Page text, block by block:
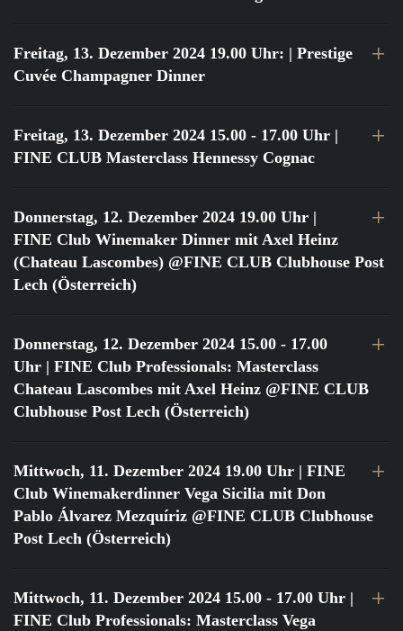
Freitag, 13. Dezember 2024 19.00 Uhr: | Prestige
Cuvée Champagner Dinner
Freitag, 13. Dezember 2024 15.00 - 17.00 Uhr |
FINE CLUB Masterclass Hennessy Cognac
Donnerstag, 12. Dezember 2024 19.00 Uhr |
FINE Club Winemaker Dinner mit Axel Heinz
(Chateau Lascombes) @FINE CLUB Clubhouse Post
Lech (Österreich)
Donnerstag, 12. Dezember 2024 15.00 - 17.00
Uhr | FINE Club Professionals: Masterclass
Chateau Lascombes mit Axel Heinz @FINE CLUB
Clubhouse Post Lech (Österreich)
Mittwoch, 11. Dezember 2024 19.00 Uhr | FINE
Club Winemakerdinner Vega Sicilia mit Don
Pablo Álvarez Mezquíriz @FINE CLUB Clubhouse
Post Lech (Österreich)
Mittwoch, 11. Dezember 2024 15.00 - 17.00 Uhr |
FINE Club Professionals: Masterclass Vega